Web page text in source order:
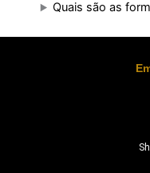
Quais são as